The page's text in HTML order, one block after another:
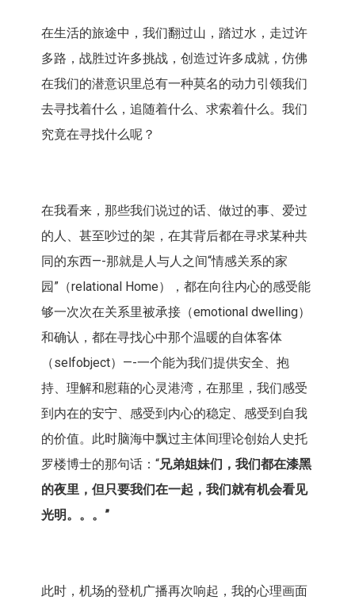
在生活的旅途中，我们翻过山，踏过水，走过许
多路，战胜过许多挑战，创造过许多成就，仿佛
在我们的潜意识里总有一种莫名的动力引领我们
去寻找着什么，追随着什么、求索着什么。我们
究竟在寻找什么呢？
在我看来，那些我们说过的话、做过的事、爱过
的人、甚至吵过的架，在其背后都在寻求某种共
同的东西—-那就是人与人之间“情感关系的家
园”（relational Home），都在向往内心的感受能
够一次次在关系里被承接（emotional dwelling）
和确认，都在寻找心中那个温暖的自体客体
（selfobject）—-一个能为我们提供安全、抱
持、理解和慰藉的心灵港湾，在那里，我们感受
到内在的安宁、感受到内心的稳定、感受到自我
的价值。此时脑海中飘过主体间理论创始人史托
罗楼博士的那句话：“兄弟姐妹们，我们都在漆黑
的夜里，但只要我们在一起，我们就有机会看见
光明。。。”
此时，机场的登机广播再次响起，我的心理画面